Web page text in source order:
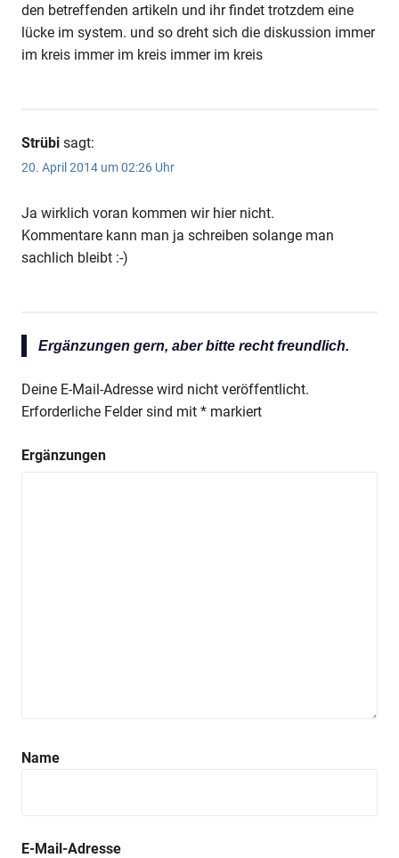
den betreffenden artikeln und ihr findet trotzdem eine
lücke im system. und so dreht sich die diskussion immer
im kreis immer im kreis immer im kreis
Strübi sagt:
20. April 2014 um 02:26 Uhr
Ja wirklich voran kommen wir hier nicht.
Kommentare kann man ja schreiben solange man
sachlich bleibt :-)
Ergänzungen gern, aber bitte recht freundlich.
Deine E-Mail-Adresse wird nicht veröffentlicht.
Erforderliche Felder sind mit * markiert
Ergänzungen
Name
E-Mail-Adresse